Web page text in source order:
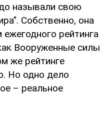
называли свою
Собственно, она
рейтинга
Вооруженные силы
же рейтинге
Но одно дело
– реальное